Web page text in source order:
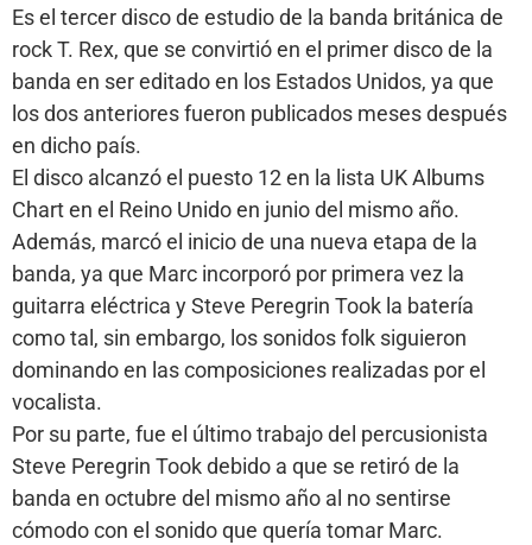
Es el tercer disco de estudio de la banda británica de
rock T. Rex, que se convirtió en el primer disco de la
banda en ser editado en los Estados Unidos, ya que
los dos anteriores fueron publicados meses después
en dicho país.
El disco alcanzó el puesto 12 en la lista UK Albums
Chart en el Reino Unido en junio del mismo año.
Además, marcó el inicio de una nueva etapa de la
banda, ya que Marc incorporó por primera vez la
guitarra eléctrica y Steve Peregrin Took la batería
como tal, sin embargo, los sonidos folk siguieron
dominando en las composiciones realizadas por el
vocalista.
Por su parte, fue el último trabajo del percusionista
Steve Peregrin Took debido a que se retiró de la
banda en octubre del mismo año al no sentirse
cómodo con el sonido que quería tomar Marc.